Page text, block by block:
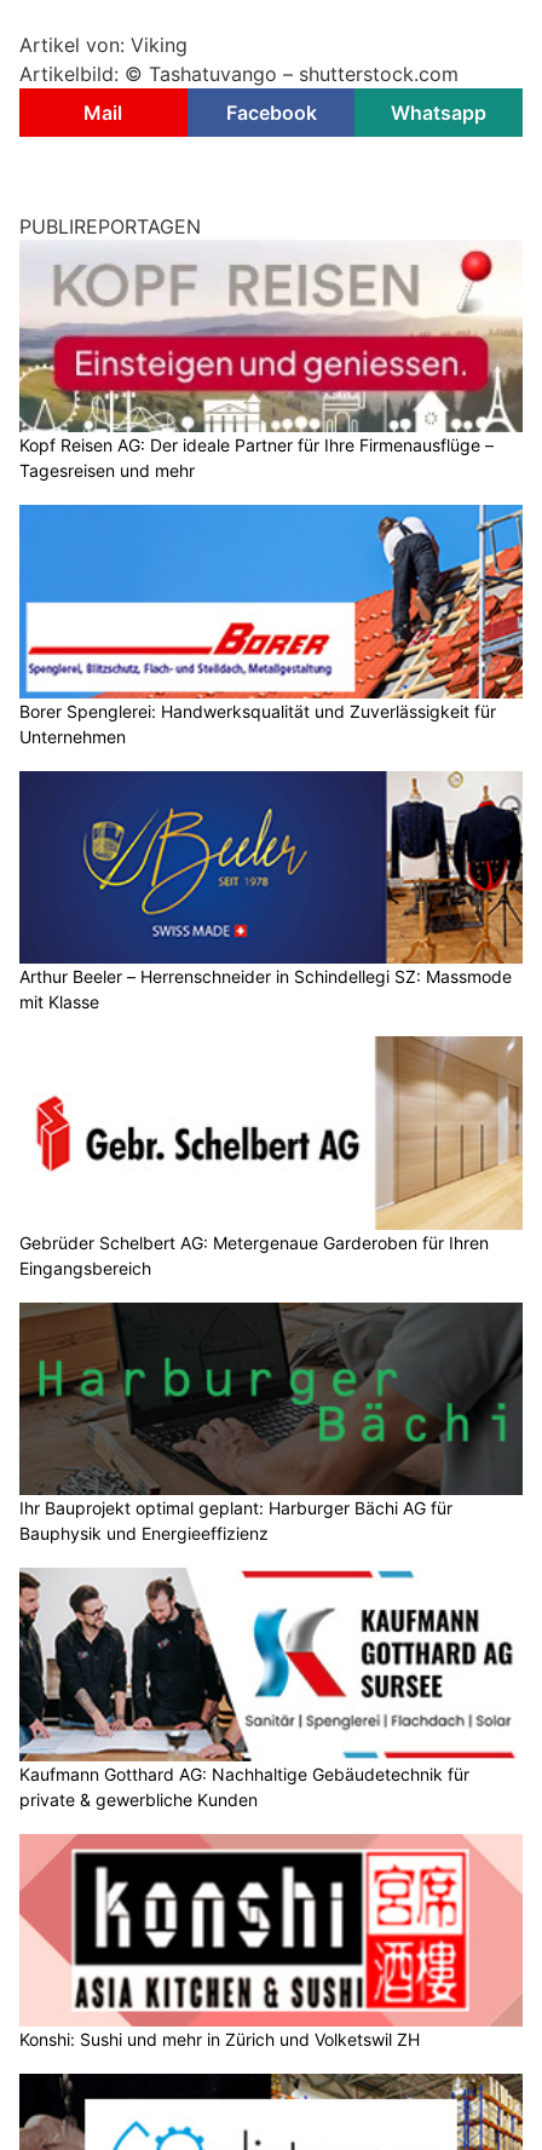
Artikel von: Viking
Artikelbild: © Tashatuvango – shutterstock.com
Mail
Facebook Whatsapp
PUBLIREPORTAGEN
Kopf Reisen AG: Der ideale Partner für Ihre Firmenausflüge –
Tagesreisen und mehr
Borer Spenglerei: Handwerksqualität und Zuverlässigkeit für
Unternehmen
Arthur Beeler – Herrenschneider in Schindellegi SZ: Massmode
mit Klasse
Gebrüder Schelbert AG: Metergenaue Garderoben für Ihren
Eingangsbereich
Ihr Bauprojekt optimal geplant: Harburger Bächi AG für
Bauphysik und Energieeffizienz
Kaufmann Gotthard AG: Nachhaltige Gebäudetechnik für
private & gewerbliche Kunden
Konshi: Sushi und mehr in Zürich und Volketswil ZH